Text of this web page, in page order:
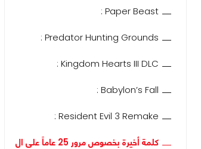
Paper Beast :
Predator Hunting Grounds :
Kingdom Hearts III DLC :
Babylon’s Fall :
Resident Evil 3 Remake :
كلمة أخيرة بخصوص مرور 25 عاماً على ال